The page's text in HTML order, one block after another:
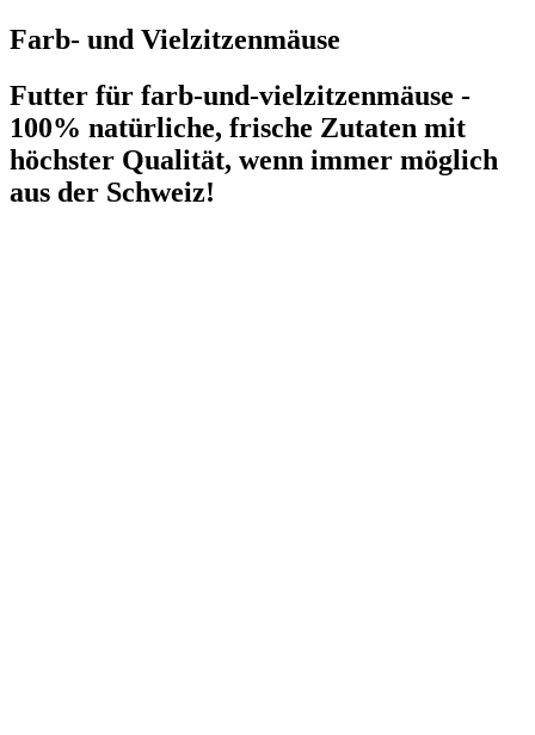
Farb- und Vielzitzenmäuse
Futter für farb-und-vielzitzenmäuse -
100% natürliche, frische Zutaten mit
höchster Qualität, wenn immer möglich
aus der Schweiz!